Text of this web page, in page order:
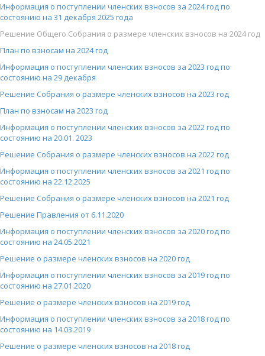
Информация о поступлении членских взносов за 2024 год по
состоянию на 31 декабря 2025 года
Решение Общего Собрания о размере членских взносов на 2024 год
План по взносам на 2024 год
Информация о поступлении членских взносов за 2023 год по
состоянию на 29 декабря
Решение Собрания о размере членских взносов на 2023 год
План по взносам на 2023 год
Информация о поступлении членских взносов за 2022 год по
состоянию на 20.01. 2023
Решение Собрания о размере членских взносов на 2022 год
Информация о поступлении членских взносов за 2021 год по
состоянию на 22.12.2025
Решение Собрания о размере членских взносов на 2021 год
Решение Правления от 6.11.2020
Информация о поступлении членских взносов за 2020 год по
состоянию на 24.05.2021
Решение о размере членских взносов на 2020 год
Информация о поступлении членских взносов за 2019 год по
состоянию на 27.01.2020
Решение о размере членских взносов на 2019 год
Информация о поступлении членских взносов за 2018 год по
состоянию на 14.03.2019
Решение о размере членских взносов на 2018 год